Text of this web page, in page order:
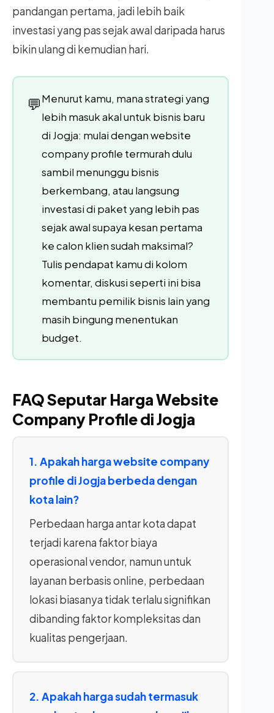
pandangan pertama, jadi lebih baik
investasi yang pas sejak awal daripada harus
bikin ulang di kemudian hari.
💬Menurut kamu, mana strategi yang
lebih masuk akal untuk bisnis baru
di Jogja: mulai dengan website
company profile termurah dulu
sambil menunggu bisnis
berkembang, atau langsung
investasi di paket yang lebih pas
sejak awal supaya kesan pertama
ke calon klien sudah maksimal?
Tulis pendapat kamu di kolom
komentar, diskusi seperti ini bisa
membantu pemilik bisnis lain yang
masih bingung menentukan
budget.
FAQ Seputar Harga Website
Company Profile di Jogja
1. Apakah harga website company
profile di Jogja berbeda dengan
kota lain?
Perbedaan harga antar kota dapat
terjadi karena faktor biaya
operasional vendor, namun untuk
layanan berbasis online, perbedaan
lokasi biasanya tidak terlalu signifikan
dibanding faktor kompleksitas dan
kualitas pengerjaan.
2. Apakah harga sudah termasuk